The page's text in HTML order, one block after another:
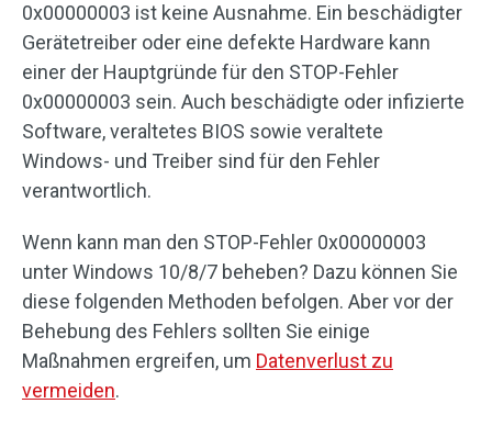
0x00000003 ist keine Ausnahme. Ein beschädigter
Gerätetreiber oder eine defekte Hardware kann
einer der Hauptgründe für den STOP-Fehler
0x00000003 sein. Auch beschädigte oder infizierte
Software, veraltetes BIOS sowie veraltete
Windows- und Treiber sind für den Fehler
verantwortlich.
Wenn kann man den STOP-Fehler 0x00000003
unter Windows 10/8/7 beheben? Dazu können Sie
diese folgenden Methoden befolgen. Aber vor der
Behebung des Fehlers sollten Sie einige
Maßnahmen ergreifen, um Datenverlust zu
vermeiden.